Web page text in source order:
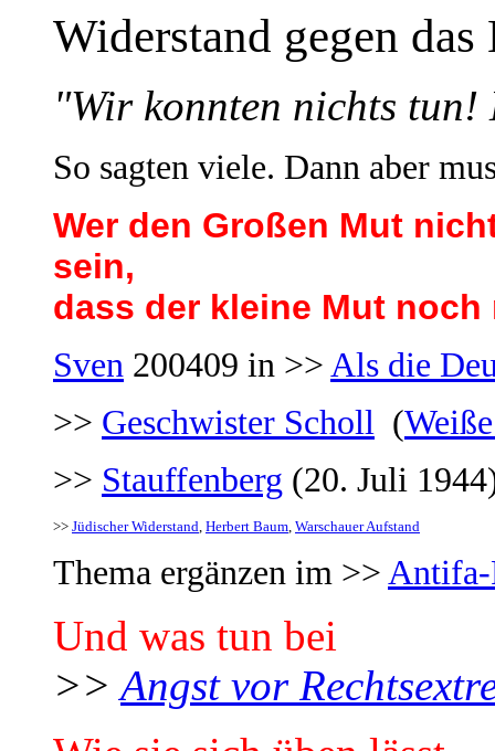
Widerstand gegen das
"Wir konnten nichts
So sagten viele. Dann aber
Wer den Großen Mut
sein,
dass der kleine Mut noch
Sven 200409 in >> Als die
>> Geschwister Scholl (
>> Stauffenberg (20. Juli
>> Jüdischer Widerstand, Herbert Baum, Warschauer Aufstand
Thema ergänzen im >>
Und was tun bei
>>Angst vor